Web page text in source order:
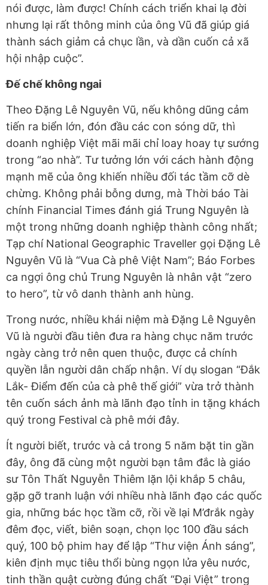
nói được, làm được! Chính cách triển khai lạ đời
nhưng lại rất thông minh của ông Vũ đã giúp giá
thành sách giảm cả chục lần, và dần cuốn cả xã
hội nhập cuộc”.
Đế chế không ngai
Theo Đặng Lê Nguyên Vũ, nếu không dũng cảm
tiến ra biển lớn, đón đầu các con sóng dữ, thì
doanh nghiệp Việt mãi mãi chỉ loay hoay tự sướng
trong “ao nhà”. Tư tưởng lớn với cách hành động
mạnh mẽ của ông khiến nhiều đối tác tầm cỡ dè
chừng. Không phải bỗng dưng, mà Thời báo Tài
chính Financial Times đánh giá Trung Nguyên là
một trong những doanh nghiệp thành công nhất;
Tạp chí National Geographic Traveller gọi Đặng Lê
Nguyên Vũ là “Vua Cà phê Việt Nam”; Báo Forbes
ca ngợi ông chủ Trung Nguyên là nhân vật “zero
to hero”, từ vô danh thành anh hùng.
Trong nước, nhiều khái niệm mà Đặng Lê Nguyên
Vũ là người đầu tiên đưa ra hàng chục năm trước
ngày càng trở nên quen thuộc, được cả chính
quyền lẫn người dân chấp nhận. Ví dụ slogan “Đắk
Lắk- Điểm đến của cà phê thế giới” vừa trở thành
tên cuốn sách ảnh mà lãnh đạo tỉnh in tặng khách
quý trong Festival cà phê mới đây.
Ít người biết, trước và cả trong 5 năm bặt tin gần
đây, ông đã cùng một người bạn tâm đắc là giáo
sư Tôn Thất Nguyễn Thiêm lặn lội khắp 5 châu,
gặp gỡ tranh luận với nhiều nhà lãnh đạo các quốc
gia, những bác học tầm cỡ, rồi về lại M’đrắk ngày
đêm đọc, viết, biên soạn, chọn lọc 100 đầu sách
quý, 100 bộ phim hay để lập “Thư viện Ánh sáng”,
kiên định mục tiêu thổi bùng ngọn lửa yêu nước,
tinh thần quật cường đúng chất “Đại Việt” trong